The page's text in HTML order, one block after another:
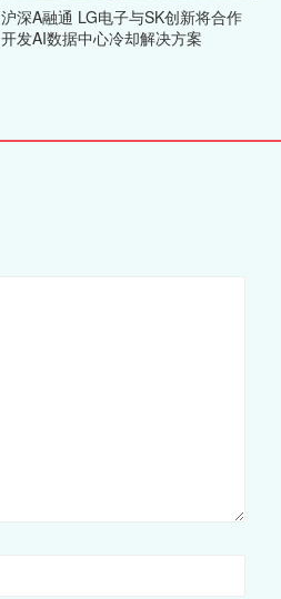
沪深A融通 LG电子与SK创新将合作
开发AI数据中心冷却解决方案